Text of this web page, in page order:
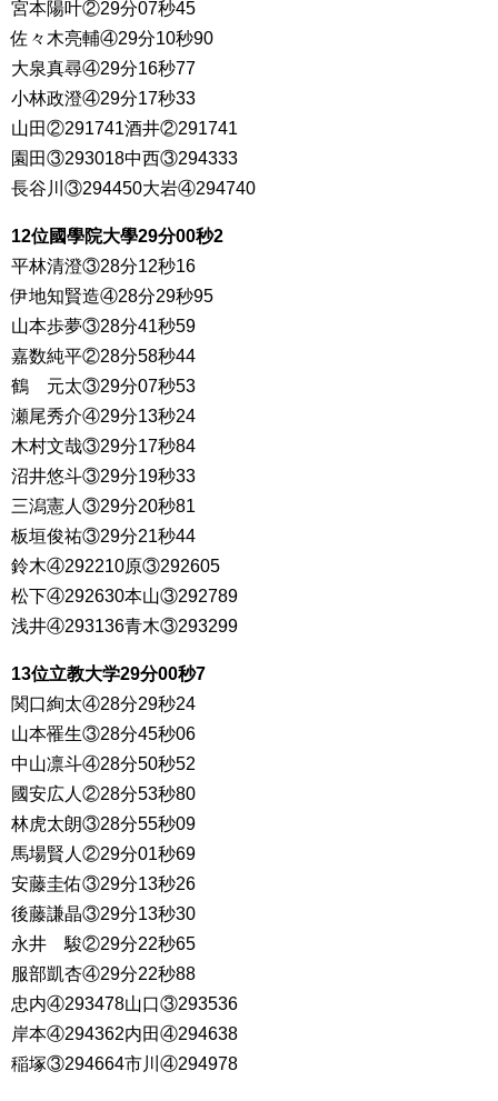
宮本陽叶②29分07秒45
佐々木亮輔④29分10秒90
大泉真尋④29分16秒77
小林政澄④29分17秒33
山田②291741酒井②291741
園田③293018中西③294333
長谷川③294450大岩④294740
12位國學院大學29分00秒2
平林清澄③28分12秒16
伊地知賢造④28分29秒95
山本歩夢③28分41秒59
嘉数純平②28分58秒44
鶴 元太③29分07秒53
瀬尾秀介④29分13秒24
木村文哉③29分17秒84
沼井悠斗③29分19秒33
三潟憲人③29分20秒81
板垣俊祐③29分21秒44
鈴木④292210原③292605
松下④292630本山③292789
浅井④293136青木③293299
13位立教大学29分00秒7
関口絢太④28分29秒24
山本罹生③28分45秒06
中山凛斗④28分50秒52
國安広人②28分53秒80
林虎太朗③28分55秒09
馬場賢人②29分01秒69
安藤圭佑③29分13秒26
後藤謙晶③29分13秒30
永井 駿②29分22秒65
服部凱杏④29分22秒88
忠内④293478山口③293536
岸本④294362内田④294638
稲塚③294664市川④294978